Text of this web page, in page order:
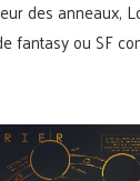
des anneaux,
fantasy ou SF